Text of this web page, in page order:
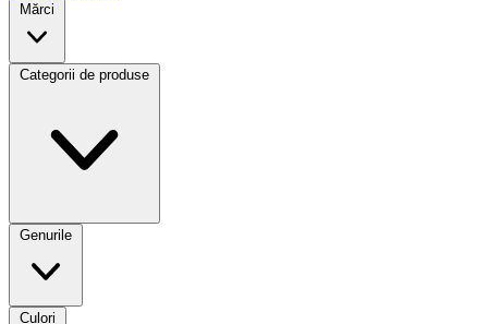
Mărci
Categorii de produse
Genurile
Culori